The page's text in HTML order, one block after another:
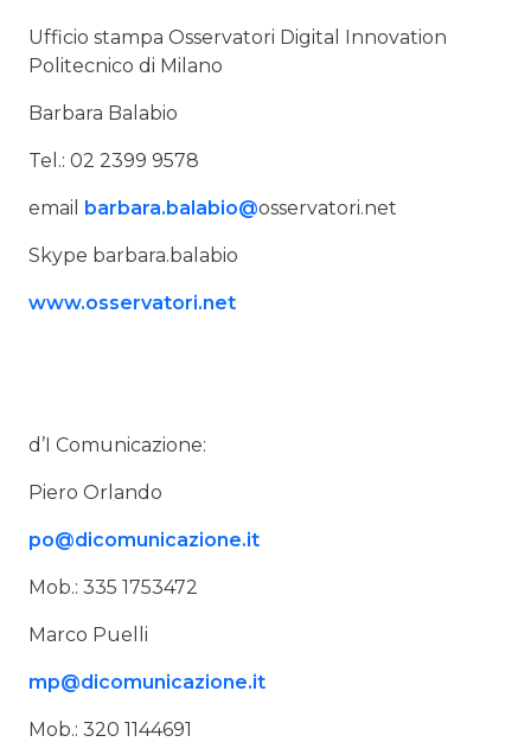
Ufficio stampa Osservatori Digital Innovation
Politecnico di Milano
Barbara Balabio
Tel.: 02 2399 9578
email barbara.balabio@osservatori.net
Skype barbara.balabio
www.osservatori.net
d’I Comunicazione:
Piero Orlando
po@dicomunicazione.it
Mob.: 335 1753472
Marco Puelli
mp@dicomunicazione.it
Mob.: 320 1144691